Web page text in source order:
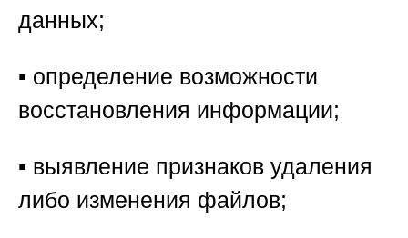
данных;
▪️ определение возможности
восстановления информации;
▪️ выявление признаков удаления
либо изменения файлов;